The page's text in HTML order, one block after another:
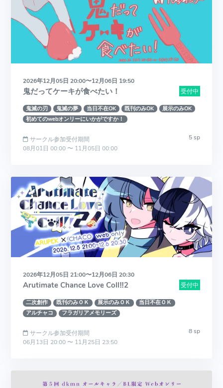
2026年12月05日 20:00〜12月06日 19:50
受付中
鬼だってケーキが食べたい！
鬼滅の刃 鬼滅の夢 当日不在OK 既刊のみOK
展示のみOK
初めてのwebオンリーにいかがですか！
5 sp
サークル参加受付期間
08月01日 00:00 〜 11月05日 00:00
2026年12月05日 21:00〜12月06日 20:30
受付中
Arutimate Chance Love Coll‼2
二次創作 既刊のみＯＫ 展示のみＯＫ
当日不在ＯＫ
アルチャコ
フラガリアメモリーズ
8 sp
サークル参加受付期間
06月13日 20:00 〜 11月25日 23:50